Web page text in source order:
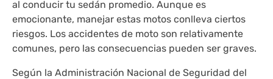
al conducir tu sedán promedio. Aunque es
emocionante, manejar estas motos conlleva ciertos
riesgos. Los accidentes de moto son relativamente
comunes, pero las consecuencias pueden ser graves.
Según la Administración Nacional de Seguridad del